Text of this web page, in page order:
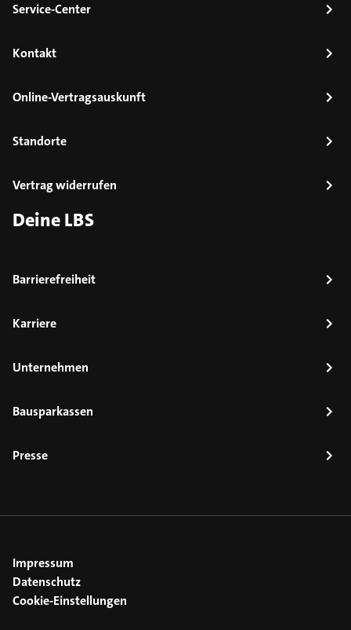
Service-Center
Kontakt
Online-Vertragsauskunft
Standorte
Vertrag widerrufen
Deine LBS
Barrierefreiheit
Karriere
Unternehmen
Bausparkassen
Presse
Impressum
Datenschutz
Cookie-Einstellungen